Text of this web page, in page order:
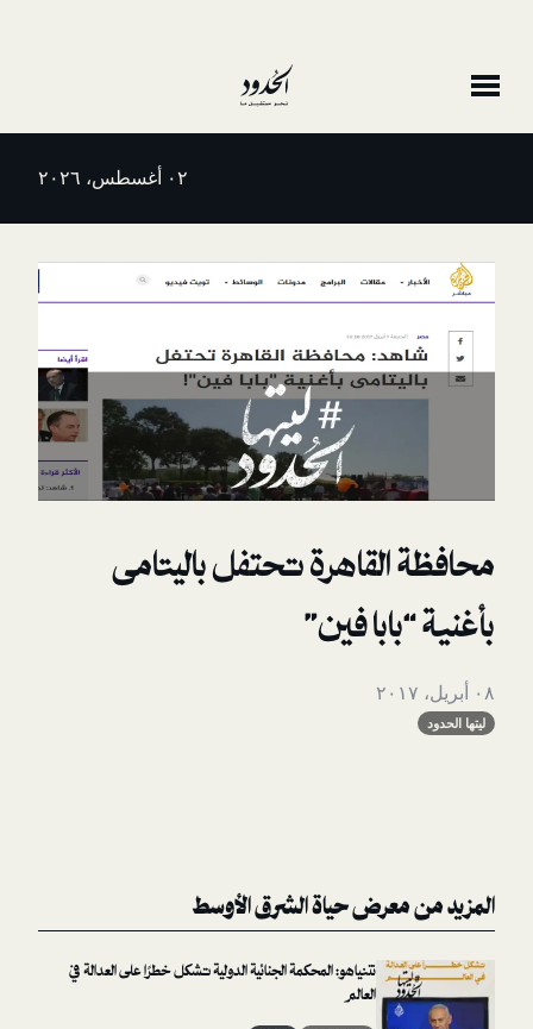
تحتفل باليتامى
فين”
حياة الشرق الأوسط
نتنياهو: المحكمة الجنائية الدولية تشكل خطرًا على العدالة في
العالم